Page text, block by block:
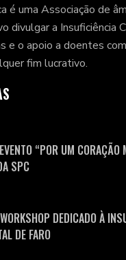
é uma Associação de
divulgar a Insuficiência
e o apoio a doentes
fim lucrativo.
“POR UM CORAÇÃO
SPC
DEDICADO À
DE FARO